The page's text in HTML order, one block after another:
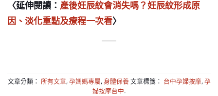
〈延伸閱讀： 產後妊辰紋會消失嗎？妊辰紋形成原
因、淡化重點及療程一次看〉
文章分類： 所有文章,孕媽媽專屬,身體保養文章標籤： 台中孕婦按摩,孕
婦按摩台中.